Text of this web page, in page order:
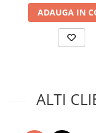
ADAUGA IN
ALTI